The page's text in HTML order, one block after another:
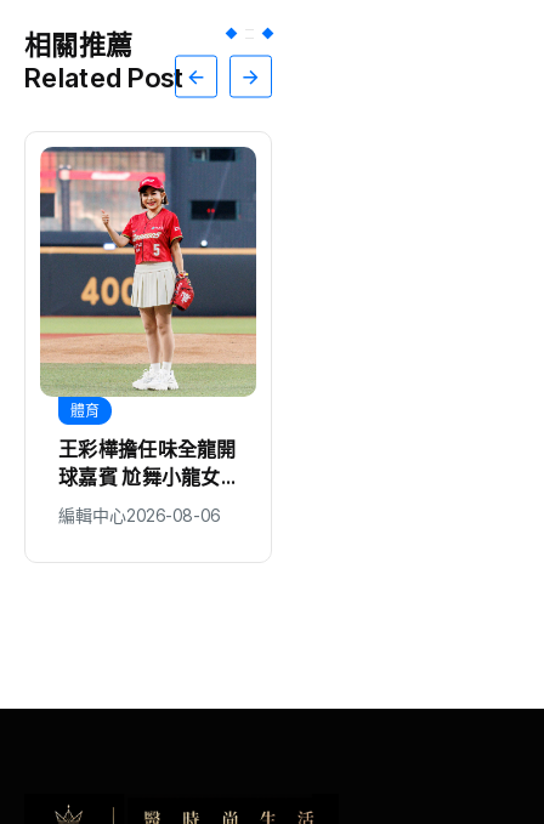
相關推薦
Related Post
地方
【百工達人】 從音
樂教育到生命陪伴
黛玉老師以生命經驗
編輯中心2026-08-06